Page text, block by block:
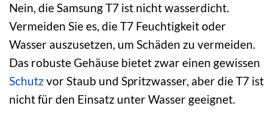
Nein, die Samsung T7 ist nicht wasserdicht.
Vermeiden Sie es, die T7 Feuchtigkeit oder
Wasser auszusetzen, um Schäden zu vermeiden.
Das robuste Gehäuse bietet zwar einen gewissen
Schutzvor Staub und Spritzwasser, aber die T7 ist
nicht für den Einsatz unter Wasser geeignet.